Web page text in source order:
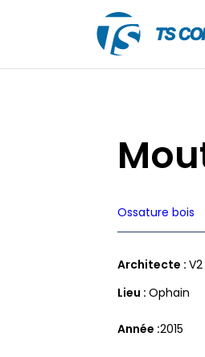
Ossature bois
Architecte :
Lieu : Ophain
Année 2015